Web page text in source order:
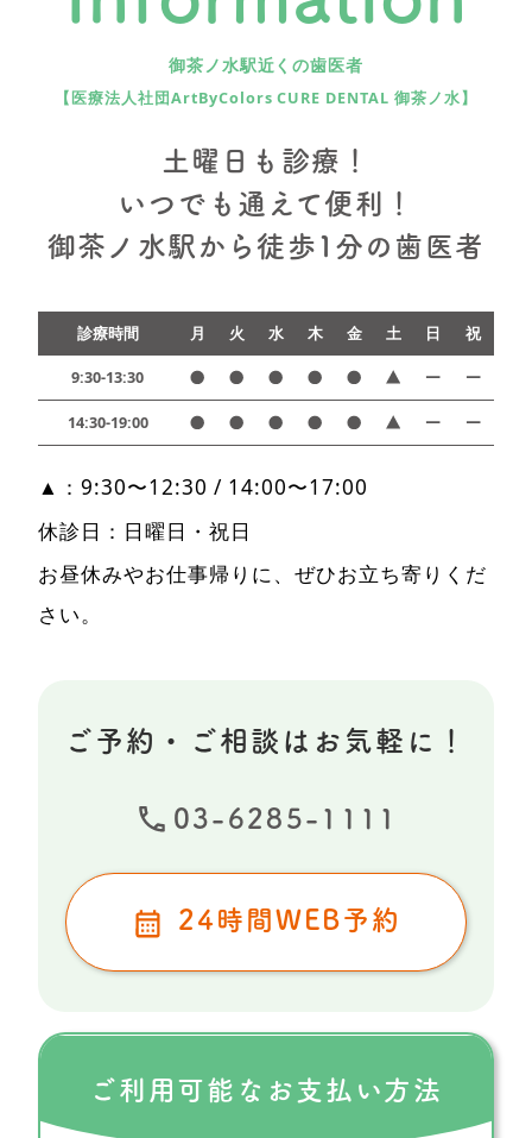
御茶ノ水駅近くの歯医者
【医療法人社団ArtByColors CURE DENTAL 御茶ノ水】
土曜日も診療！
いつでも通えて便利！
御茶ノ水駅から徒歩1分の歯医者
診療時間 月 火 水 木 金 土 日 祝
9:30-13:30
14:30-19:00
▲：9:30〜12:30 / 14:00〜17:00
休診日：日曜日・祝日
お昼休みやお仕事帰りに、ぜひお立ち寄りくだ
さい。
ご予約・ご相談はお気軽に！
03-6285-1111
24時間WEB予約
ご利用可能な お支払い方法